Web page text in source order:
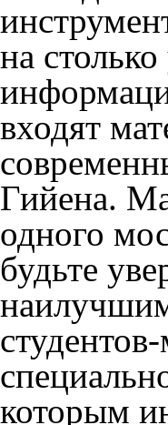
на
входят
Гийена.
одного
будьте
которым